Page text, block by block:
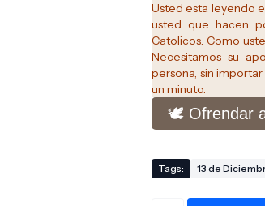
Usted esta leyendo
usted que hacen
Catolicos. Como
Necesitamos su
persona, sin
un minuto.
🕊️ Ofrendar
Tags: 13 de